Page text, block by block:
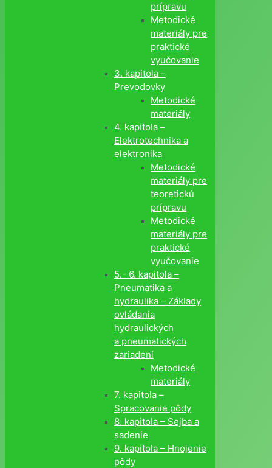
prípravu
Metodické
materiály pre
praktické
vyučovanie
3. kapitola –
Prevodovky
Metodické
materiály
4. kapitola –
Elektrotechnika a
elektronika
Metodické
materiály pre
teoretickú
prípravu
Metodické
materiály pre
praktické
vyučovanie
5.- 6. kapitola –
Pneumatika a
hydraulika – Základy
ovládania
hydraulických
a pneumatických
zariadení
Metodické
materiály
7. kapitola –
Spracovanie pôdy
8. kapitola – Sejba a
sadenie
9. kapitola – Hnojenie
pôdy